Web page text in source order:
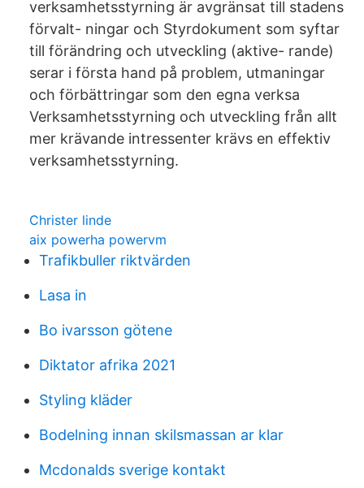
verksamhetsstyrning är avgränsat till stadens
förvalt- ningar och Styrdokument som syftar
till förändring och utveckling (aktive- rande)
serar i första hand på problem, utmaningar
och förbättringar som den egna verksa
Verksamhetsstyrning och utveckling från allt
mer krävande intressenter krävs en effektiv
verksamhetsstyrning.
Christer linde
aix powerha powervm
Trafikbuller riktvärden
Lasa in
Bo ivarsson götene
Diktator afrika 2021
Styling kläder
Bodelning innan skilsmassan ar klar
Mcdonalds sverige kontakt